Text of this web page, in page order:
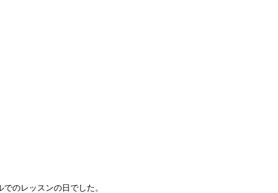
のレッスンの日でした。